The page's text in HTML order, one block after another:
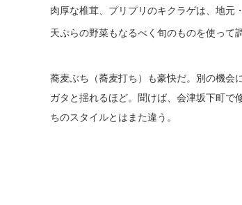
肉厚な椎茸、プリプリのキクラゲは、地元
天ぷらの野菜もなるべく旬のものを使って
蕎麦ぶち（蕎麦打ち）も豪快だ。別の機会
ガタと揺れるほど。聞けば、会津坂下町で
ちのスタイルとはまた違う。